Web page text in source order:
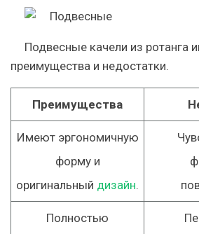
Подвесные качели из ротанга
преимущества и недостатки.
Преимущества
Имеют эргономичную
форму и
оригинальный дизайн.
Полностью